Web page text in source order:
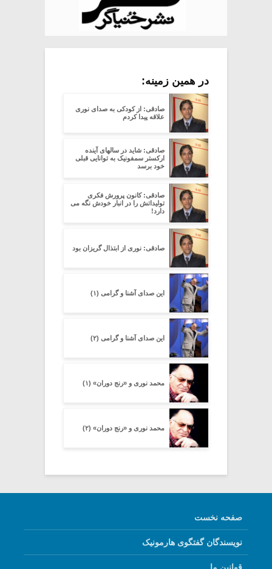
در همین زمینه:
صادقی: از کودکی به صدای نوری
علاقه پیدا کردم
صادقی: شاید در سالهای آینده
ارکستر سمفونیک به توانایی قبلی
خود برسد
صادقی: کانون پرورش فکری
تولیداتش را در انبار خودش نگه می
دارد!
صادقی: نوری از ابتذال گریزان بود
این صدای آشنا و گرامی (۱)
این صدای آشنا و گرامی (۲)
محمد نوری و «رنج دوران» (۱)
محمد نوری و «رنج دوران» (۲)
صفحه نخست
نویسندگان گفتگوی هارمونیک